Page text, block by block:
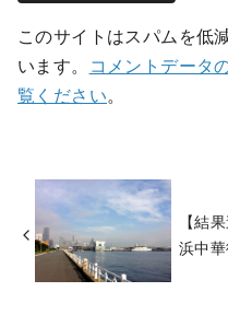
このサイトはスパムを低
います。
コメントデータ
覧ください。
【結
浜中